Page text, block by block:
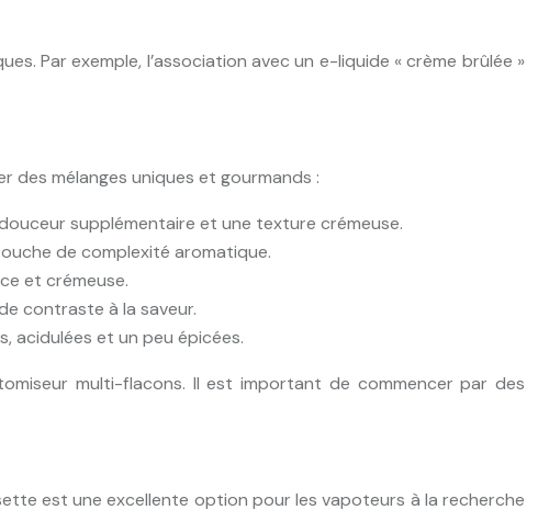
Par exemple, l’association avec un e-liquide « crème brûlée »
des mélanges uniques et gourmands :
supplémentaire et une texture crémeuse.
de complexité aromatique.
et crémeuse.
contraste à la saveur.
acidulées et un peu épicées.
multi-flacons. Il est important de commencer par des
est une excellente option pour les vapoteurs à la recherche